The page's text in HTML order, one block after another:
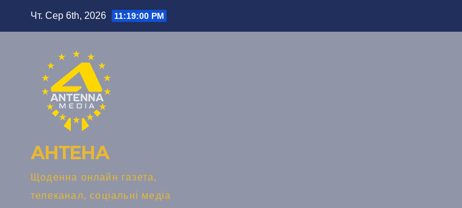
Чт. Сер 6th, 2026 11:19:01 PM
АНТЕНА
Щоденна онлайн газета,
телеканал, соціальні медіа